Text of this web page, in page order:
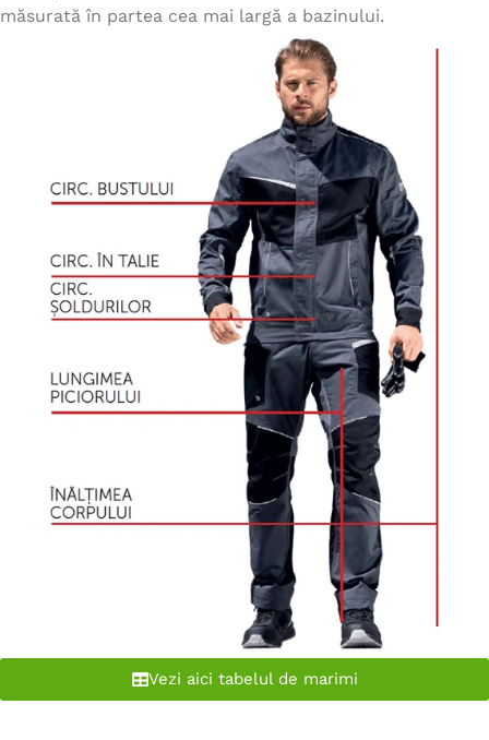
măsurată în partea cea mai largă a bazinului.
Vezi aici tabelul de marimi